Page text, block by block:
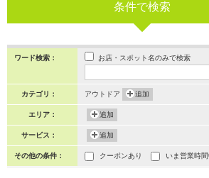
条件で検索
ワード検索： お店・スポット名のみで検索
カテゴリ： アウトドア 追加
エリア： 追加
サービス： 追加
その他の条件： クーポンあり いま営業時